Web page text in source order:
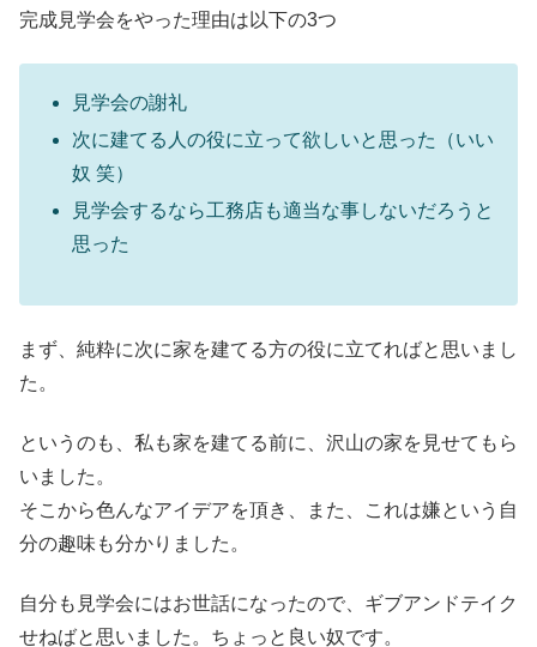
完成見学会をやった理由は以下の3つ
見学会の謝礼
次に建てる人の役に立って欲しいと思った（いい
奴 笑）
見学会するなら工務店も適当な事しないだろうと
思った
まず、純粋に次に家を建てる方の役に立てればと思いまし
た。
というのも、私も家を建てる前に、沢山の家を見せてもら
いました。
そこから色んなアイデアを頂き、また、これは嫌という自
分の趣味も分かりました。
自分も見学会にはお世話になったので、ギブアンドテイク
せねばと思いました。ちょっと良い奴です。